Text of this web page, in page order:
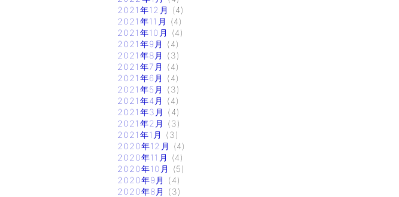
2021年12月
(4)
2021年11月
(4)
2021年10月
(4)
2021年9月
(4)
2021年8月
(3)
2021年7月
(4)
2021年6月
(4)
2021年5月
(3)
2021年4月
(4)
2021年3月
(4)
2021年2月
(3)
2021年1月
(3)
2020年12月
(4)
2020年11月
(4)
2020年10月
(5)
2020年9月
(4)
2020年8月
(3)